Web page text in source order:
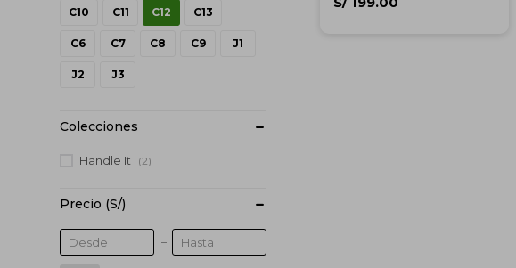
C10 C11 C12 C13
C6 C7 C8 C9 J1
J2 J3
Precio (S/)
Colecciones
Handle It (2)